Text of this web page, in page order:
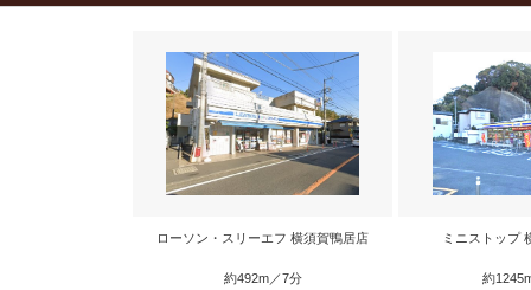
ローソン・スリーエフ 横須賀鴨居店
約492m／7分
ミニストップ
約